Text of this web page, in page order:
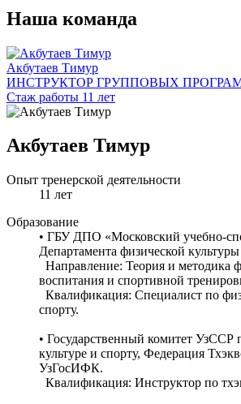
Наша команда
Акбутаев Тимур
ИНСТРУКТОР ГРУППОВЫХ
Стаж работы 11 лет
Акбутаев Тимур
Опыт тренерской деятельности
11 лет
Образование
• ГБУ ДПО «Московский учебно-
Департамента физической
Направление: Теория и методика
воспитания и спортивной
Квалификация: Специалист по
спорту.
• Государственный комитет УзССР
культуре и спорту, Федерация
УзГосИФК.
Квалификация: Инструктор по